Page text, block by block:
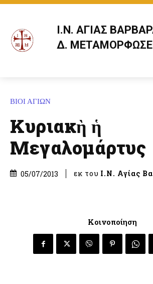
Ι.Ν. ΑΓΙΑΣ
Δ.
ΒΙΟΙ ΑΓΙΩΝ
Κυριακὴ ἡ
Μεγαλομάρτυς
05/07/2013 εκ του Ι.Ν. Αγίας
Κοινοποίηση